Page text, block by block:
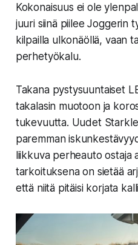
Kokonaisuus ei ole
juuri siinä piilee Joggerin
kilpailla ulkonäöllä, vaan
perhetyökalu.
Takana pystysuuntaiset
takalasin muotoon ja
tukevuutta. Uudet
paremman
liikkuva perheauto ostaja
tarkoituksena on sietää
että niitä pitäisi korjata